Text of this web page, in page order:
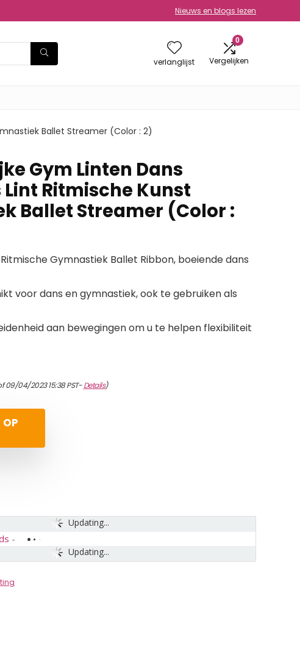
Nieuws en blogs lezen
verlanglijst
0
Vergelijken
Ballet Streamer (Color : 2)
Gym Linten Dans
Ritmische Kunst
Ballet Streamer (Color :
Gymnastiek Ballet Ribbon, boeiende dans
voor dans en gymnastiek, ook te gebruiken als
aan bewegingen om u te helpen flexibiliteit
09/04/2023 15:38 PST-Details)
OP
Updating...
Updating...
-